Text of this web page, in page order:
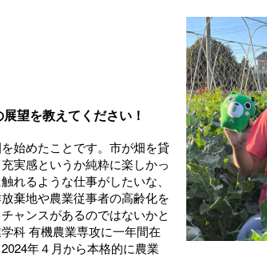
望を教えてください！
始めたことです。市が畑を貸
実感というか純粋に楽しかっ
れるような仕事がしたいな、
棄地や農業従事者の高齢化を
ャンスがあるのではないかと
科 有機農業専攻に一年間在
年４月から本格的に農業